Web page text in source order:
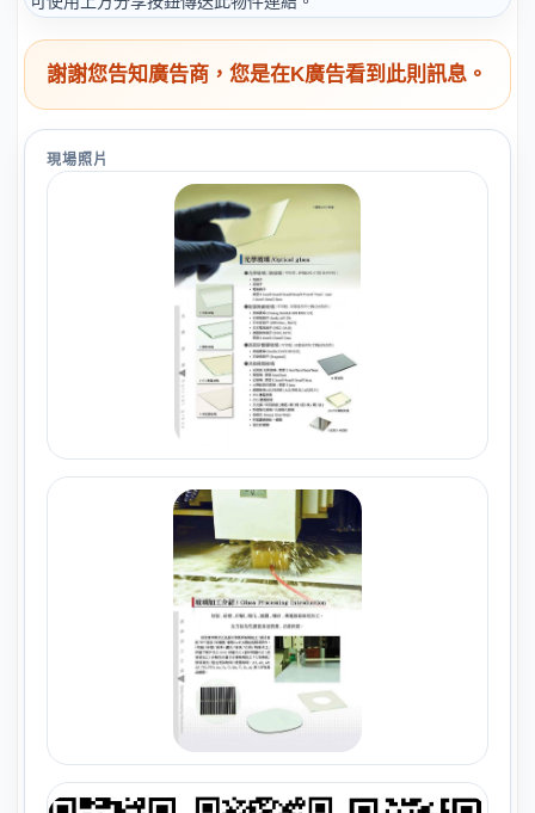
謝謝您告知廣告商，您是在K廣告看到此則訊息。
現場照片